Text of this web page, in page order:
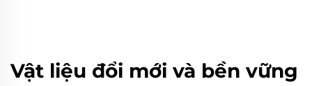
Vật liệu đổi mới và bền vững